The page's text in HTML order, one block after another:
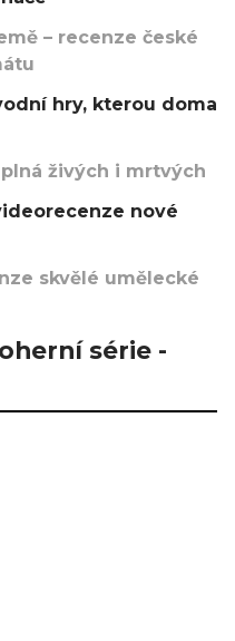
– recenze české
hry, kterou doma
živých i mrtvých
nové
skvělé umělecké
série -